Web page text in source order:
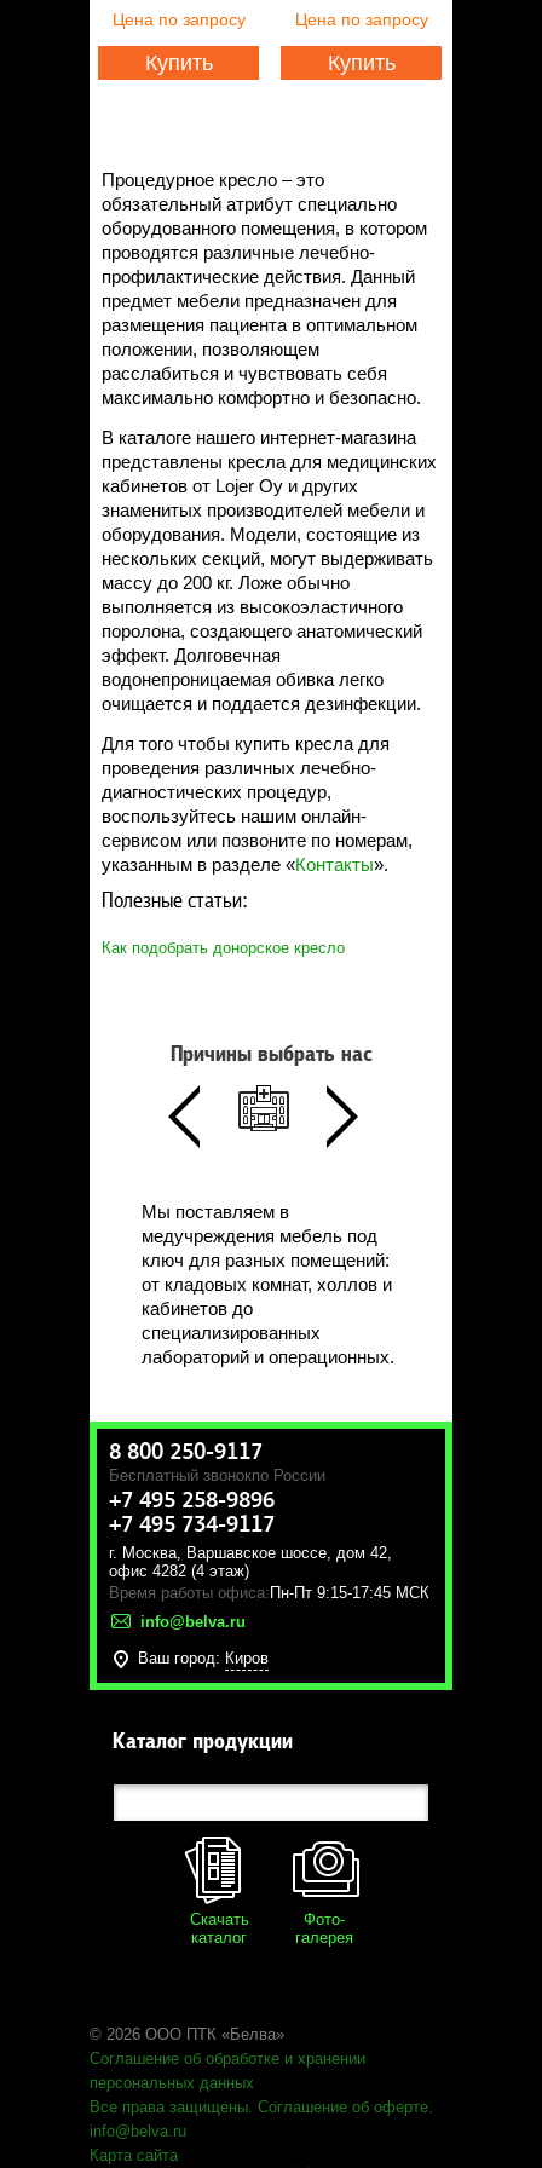
Контакты
Цена по запросу
Купить
Цена по запросу
Купить
Процедурное кресло – это
обязательный атрибут специально
оборудованного помещения, в котором
проводятся различные лечебно-
профилактические действия. Данный
предмет мебели предназначен для
размещения пациента в оптимальном
положении, позволяющем
расслабиться и чувствовать себя
максимально комфортно и безопасно.
В каталоге нашего интернет-магазина
представлены кресла для медицинских
кабинетов от Lojer Oy и других
знаменитых производителей мебели и
оборудования. Модели, состоящие из
нескольких секций, могут выдерживать
массу до 200 кг. Ложе обычно
выполняется из высокоэластичного
поролона, создающего анатомический
эффект. Долговечная
водонепроницаемая обивка легко
очищается и поддается дезинфекции.
Для того чтобы купить кресла для
проведения различных лечебно-
диагностических процедур,
воспользуйтесь нашим онлайн-
сервисом или позвоните по номерам,
указанным в разделе «Контакты».
Полезные статьи:
Как подобрать донорское кресло
Причины выбрать нас
Мы поставляем в
медучреждения мебель под
ключ для разных помещений:
от кладовых комнат, холлов и
кабинетов до
специализированных
лабораторий и операционных.
8 800 250-9117
Бесплатный звонокпо России
+7 495 258-9896
+7 495 734-9117
г. Москва, Варшавское шоссе, дом 42,
офис 4282 (4 этаж)
Время работы офиса: Пн-Пт 9:15-17:45 МСК
info@belva.ru
Ваш город: Киров
Каталог продукции
Скачать
каталог
Фото-
галерея
© 2026 ООО ПТК «Белва»
Соглашение об обработке и хранении
персональных данных
Все права защищены. Соглашение об оферте.
info@belva.ru
Карта сайта